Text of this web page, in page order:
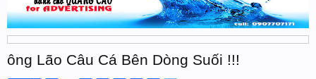
ông Lão Câu Cá Bên Dòng Suối !!!